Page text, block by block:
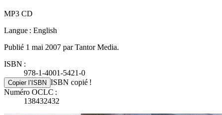
MP3 CD
Langue : English
Publié 1 mai 2007 par Tantor Media.
ISBN :
978-1-4001-5421-0
Copier l’ISBN ISBN copié !
Numéro OCLC :
138432432